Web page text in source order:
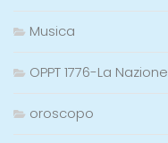
Musica
OPPT 1776-La Nazione
oroscopo